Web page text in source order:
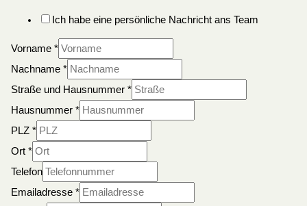
Ich habe eine persönliche Nachricht ans Team
Vorname *
Nachname *
Straße und Hausnummer *
Hausnummer *
PLZ *
Ort *
Telefon
Emailadresse *